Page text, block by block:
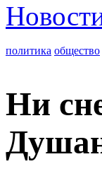
политика общество
Ни